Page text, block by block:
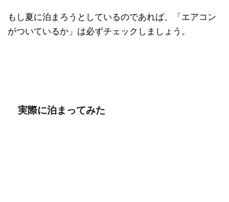
もし夏に泊まろうとしているのであれば、「エアコン
がついているか」は必ずチェックしましょう。
実際に泊まってみた